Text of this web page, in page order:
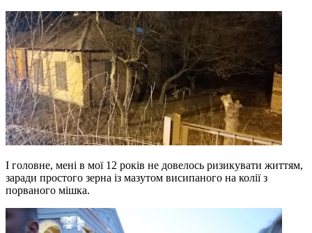
І головне, мені в мої 12 років не довелось ризикувати життям,
заради простого зерна із мазутом висипаного на колії з
порваного мішка.